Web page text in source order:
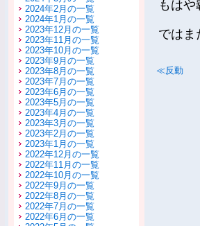
2024年2月の一覧
2024年1月の一覧
2023年12月の一覧
2023年11月の一覧
2023年10月の一覧
2023年9月の一覧
2023年8月の一覧
2023年7月の一覧
2023年6月の一覧
2023年5月の一覧
2023年4月の一覧
2023年3月の一覧
2023年2月の一覧
2023年1月の一覧
2022年12月の一覧
2022年11月の一覧
2022年10月の一覧
2022年9月の一覧
2022年8月の一覧
2022年7月の一覧
2022年6月の一覧
もは
ではま
≪反動